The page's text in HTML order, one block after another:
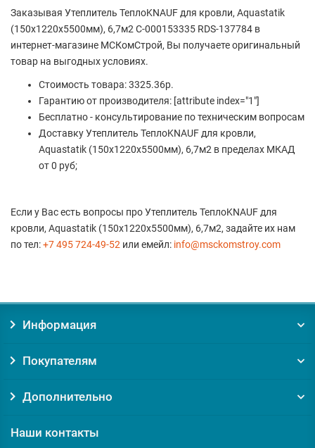
Заказывая Утеплитель TeплоKNAUF для кровли, Aquastatik
(150х1220х5500мм), 6,7м2 С-000153335 RDS-137784 в
интернет-магазине МСКомСтрой, Вы получаете оригинальный
товар на выгодных условиях.
Стоимость товара: 3325.36р.
Гарантию от производителя: [attribute index="1"]
Бесплатно - консультирование по техническим вопросам
Доставку Утеплитель TeплоKNAUF для кровли,
Aquastatik (150х1220х5500мм), 6,7м2 в пределах МКАД
от 0 руб;
Если у Вас есть вопросы про Утеплитель TeплоKNAUF для
кровли, Aquastatik (150х1220х5500мм), 6,7м2, задайте их нам
по тел:+7 495 724-49-52 или емейл: info@msckomstroy.com
Информация
Покупателям
Дополнительно
Наши контакты